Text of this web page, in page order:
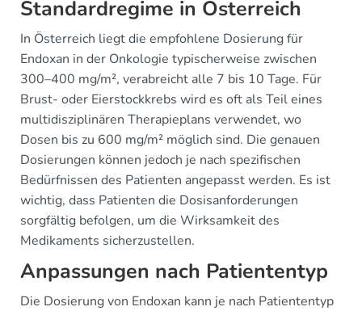
Standardregime in Österreich
In Österreich liegt die empfohlene Dosierung für
Endoxan in der Onkologie typischerweise zwischen
300–400 mg/m², verabreicht alle 7 bis 10 Tage. Für
Brust- oder Eierstockkrebs wird es oft als Teil eines
multidisziplinären Therapieplans verwendet, wo
Dosen bis zu 600 mg/m² möglich sind. Die genauen
Dosierungen können jedoch je nach spezifischen
Bedürfnissen des Patienten angepasst werden. Es ist
wichtig, dass Patienten die Dosisanforderungen
sorgfältig befolgen, um die Wirksamkeit des
Medikaments sicherzustellen.
Anpassungen nach Patiententyp
Die Dosierung von Endoxan kann je nach Patiententyp